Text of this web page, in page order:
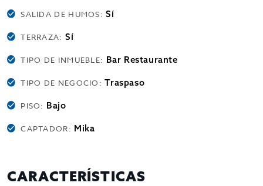
SALIDA DE HUMOS:Sí
TERRAZA: Sí
TIPO DE INMUEBLE: Bar Restaurante
TIPO DE NEGOCIO:Traspaso
PISO: Bajo
CAPTADOR: Mika
CARACTERÍSTICAS